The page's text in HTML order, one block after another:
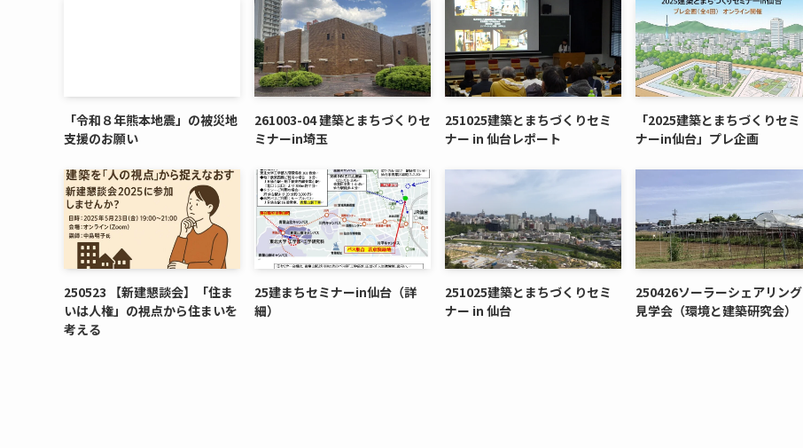
「令和８年熊本地震」の被災地
支援のお願い
261003-04 建築とまちづくりセ
ミナーin埼玉
251025建築とまちづくりセミ
ナー in 仙台レポート
「2025建築とまちづくりセミ
ナーin仙台」プレ企画
250523 【新建懇談会】「住ま
いは人権」の視点から住まいを
考える
25建まちセミナーin仙台（詳
細）
251025建築とまちづくりセミ
ナー in 仙台
250426ソーラーシェアリング
見学会（環境と建築研究会）